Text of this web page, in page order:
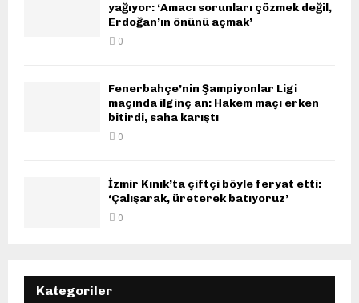
yağıyor: ‘Amacı sorunları çözmek değil,
Erdoğan’ın önünü açmak’
0
Fenerbahçe’nin Şampiyonlar Ligi
maçında ilginç an: Hakem maçı erken
bitirdi, saha karıştı
0
İzmir Kınık’ta çiftçi böyle feryat etti:
‘Çalışarak, üreterek batıyoruz’
0
Kategoriler